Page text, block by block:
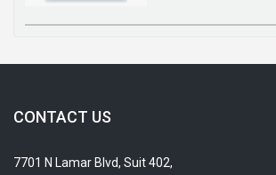
CONTACT US
7701 N Lamar Blvd, Suit 402,